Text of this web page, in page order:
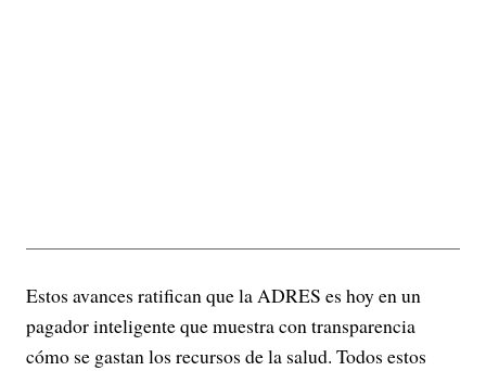
Estos avances ratifican que la ADRES es hoy en un
pagador inteligente que muestra con transparencia
cómo se gastan los recursos de la salud. Todos estos